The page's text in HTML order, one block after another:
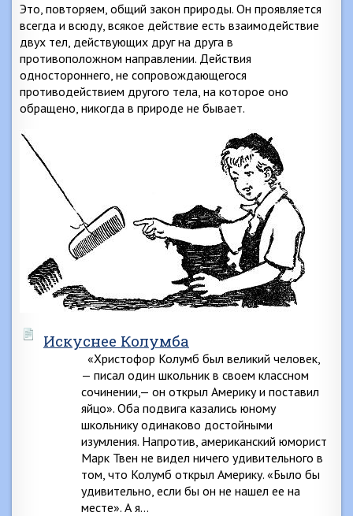
Это, повторяем, общий закон природы. Он проявляется
всегда и всюду, всякое действие есть взаимодействие
двух тел, действующих друг на друга в
противоположном направлении. Действия
одностороннего, не сопровождающегося
противодействием другого тела, на которое оно
обращено, никогда в природе не бывает.
Искуснее Колумба
«Христофор Колумб был великий человек,
— писал один школьник в своем классном
сочинении,— он открыл Америку и поставил
яйцо». Оба подвига казались юному
школьнику одинаково достойными
изумления. Напротив, американский юморист
Марк Твен не видел ничего удивительного в
том, что Колумб открыл Америку. «Было бы
удивительно, если бы он не нашел ее на
месте». А я…